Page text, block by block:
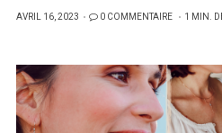
PUBLIÉ
AVRIL 16, 2023 0 COMMENTAIRE 1 MIN.